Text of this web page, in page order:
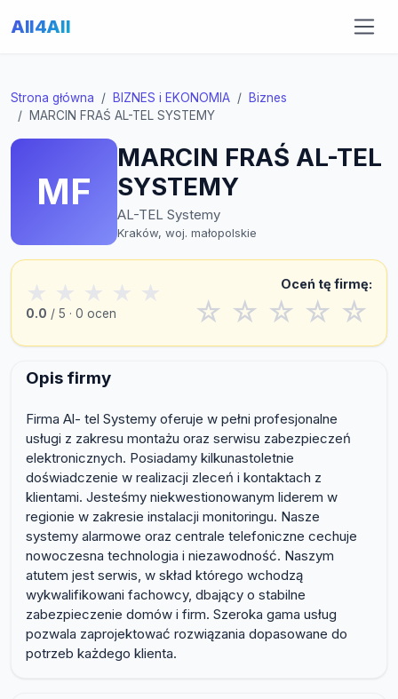
All4All
Strona główna BIZNES i EKONOMIA
Biznes
MARCIN FRAŚ AL-TEL SYSTEMY
MF
MARCIN FRAŚ AL-TEL
SYSTEMY
AL-TEL Systemy
Kraków, woj. małopolskie
★ ★ ★ ★ ★
0.0 / 5 · 0 ocen
Oceń tę firmę:
☆ ☆ ☆ ☆ ☆
Opis firmy
Firma Al- tel Systemy oferuje w pełni profesjonalne
usługi z zakresu montażu oraz serwisu zabezpieczeń
elektronicznych. Posiadamy kilkunastoletnie
doświadczenie w realizacji zleceń i kontaktach z
klientami. Jesteśmy niekwestionowanym liderem w
regionie w zakresie instalacji monitoringu. Nasze
systemy alarmowe oraz centrale telefoniczne cechuje
nowoczesna technologia i niezawodność. Naszym
atutem jest serwis, w skład którego wchodzą
wykwalifikowani fachowcy, dbający o stabilne
zabezpieczenie domów i firm. Szeroka gama usług
pozwala zaprojektować rozwiązania dopasowane do
potrzeb każdego klienta.